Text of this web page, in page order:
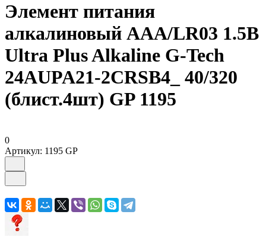
Элемент питания
алкалиновый AAA/LR03 1.5В
Ultra Plus Alkaline G-Tech
24AUPA21-2CRSB4_ 40/320
(блист.4шт) GP 1195
0
Артикул: 1195 GP